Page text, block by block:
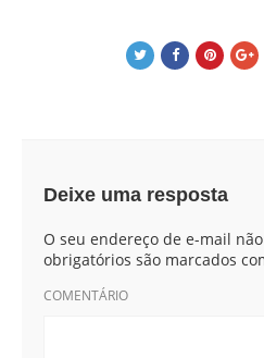
Deixe uma resposta
O seu endereço de e-mail
obrigatórios são marcados
COMENTÁRIO